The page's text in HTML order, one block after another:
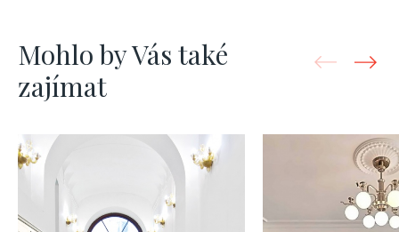
Mohlo by Vás také
zajímat